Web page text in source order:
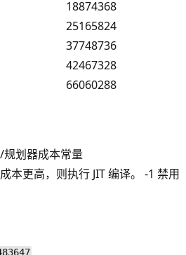
18874368
25165824
37748736
42467328
66060288
划器成本常量
本更高，则执行 JIT 编译。 -1 禁用